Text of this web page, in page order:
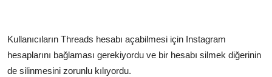
Kullanıcıların Threads hesabı açabilmesi için Instagram
hesaplarını bağlaması gerekiyordu ve bir hesabı silmek diğerinin
de silinmesini zorunlu kılıyordu.